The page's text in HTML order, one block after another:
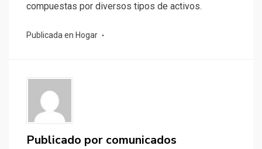
compuestas por diversos tipos de activos.
Publicada en Hogar
Publicado por comunicados